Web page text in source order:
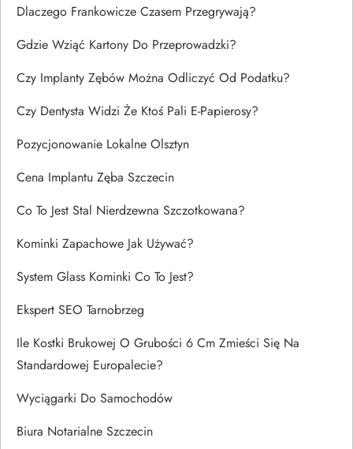
Dlaczego Frankowicze Czasem Przegrywają?
Gdzie Wziąć Kartony Do Przeprowadzki?
Czy Implanty Zębów Można Odliczyć Od Podatku?
Czy Dentysta Widzi Że Ktoś Pali E-Papierosy?
Pozycjonowanie Lokalne Olsztyn
Cena Implantu Zęba Szczecin
Co To Jest Stal Nierdzewna Szczotkowana?
Kominki Zapachowe Jak Używać?
System Glass Kominki Co To Jest?
Ekspert SEO Tarnobrzeg
Ile Kostki Brukowej O Grubości 6 Cm Zmieści Się Na
Standardowej Europalecie?
Wyciągarki Do Samochodów
Biura Notarialne Szczecin